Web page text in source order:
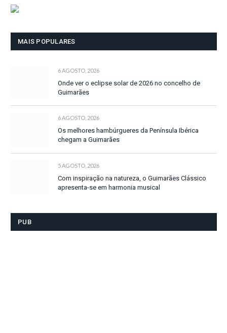
MAIS POPULARES
6 AGOSTO, 2026
Onde ver o eclipse solar de 2026 no concelho de
Guimarães
6 AGOSTO, 2026
Os melhores hambúrgueres da Península Ibérica
chegam a Guimarães
5 AGOSTO, 2026
Com inspiração na natureza, o Guimarães Clássico
apresenta-se em harmonia musical
PUB